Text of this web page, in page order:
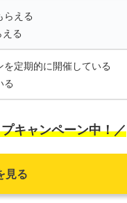
らえる
る
を定期的に開催している
る
キャンペーン中！／
見る